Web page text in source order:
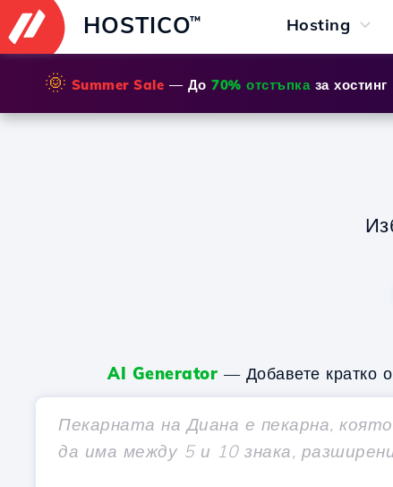
HOSTICO™ Hosting
🌞 Summer Sale — До 70% отстъпказа
AI Generator — Добавете кратко